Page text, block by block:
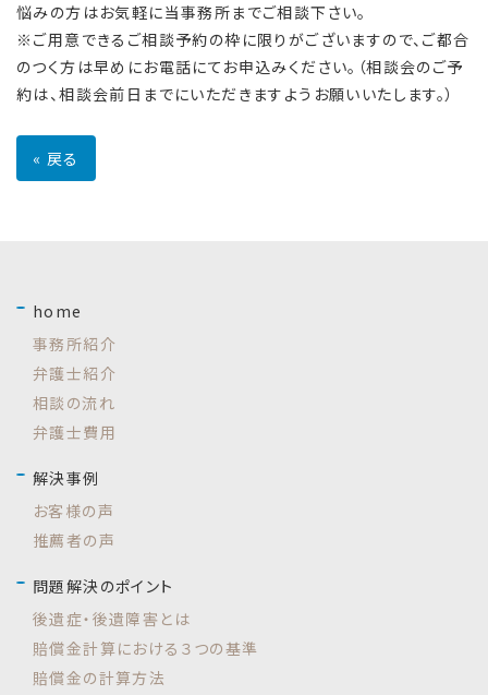
悩みの方はお気軽に当事務所までご相談下さい。
※ご用意できるご相談予約の枠に限りがございますので、ご都合
のつく方は早めにお電話にてお申込みください。（相談会のご予
約は、相談会前日までにいただきますようお願いいたします。）
« 戻る
home
事務所紹介
弁護士紹介
相談の流れ
弁護士費用
解決事例
お客様の声
推薦者の声
問題解決のポイント
後遺症・後遺障害とは
賠償金計算における３つの基準
賠償金の計算方法